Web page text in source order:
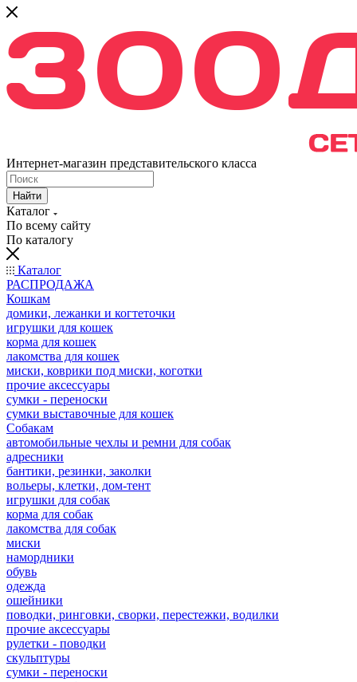
Интернет-магазин представительского класса
Найти
Каталог
По всему сайту
По каталогу
Каталог
РАСПРОДАЖА
Кошкам
домики, лежанки и когтеточки
игрушки для кошек
корма для кошек
лакомства для кошек
миски, коврики под миски, коготки
прочие аксессуары
сумки - переноски
сумки выставочные для кошек
Собакам
автомобильные чехлы и ремни для собак
адресники
бантики, резинки, заколки
вольеры, клетки, дом-тент
игрушки для собак
корма для собак
лакомства для собак
миски
намордники
обувь
одежда
ошейники
поводки, ринговки, сворки, перестежки, водилки
прочие аксессуары
рулетки - поводки
скульптуры
сумки - переноски